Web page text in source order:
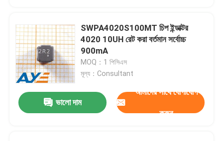
SWPA4020S100MT চিপ ইন্ডাক্টর
4020 10UH রেট করা বর্তমান সর্বোচ্চ
900mA
MOQ：1 পিসিএস
মূল্য：Consultant
ভালো দাম
আমাদের সাথে যোগাযোগ
করুন